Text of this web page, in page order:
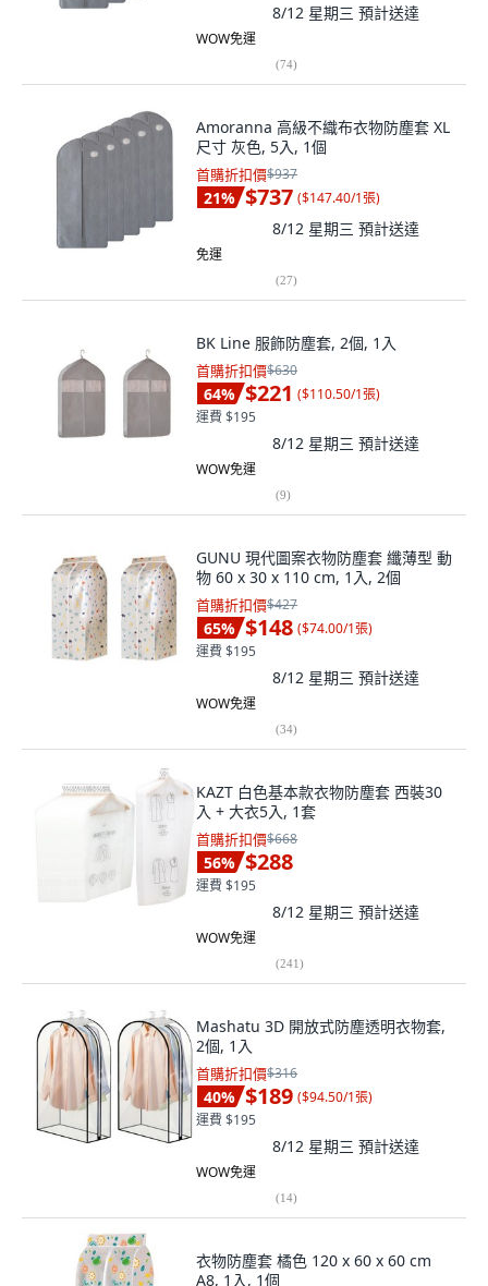
8/12 星期三 預計送達
WOW免運
(74)
Amoranna 高級不織布衣物防塵套 XL
尺寸 灰色, 5入, 1個
首購折扣價$937
21% $737 ($147.40/1張)
8/12 星期三 預計送達
免運
(27)
BK Line 服飾防塵套, 2個, 1入
首購折扣價$630
64% $221 ($110.50/1張)
運費 $195
8/12 星期三 預計送達
WOW免運
(9)
GUNU 現代圖案衣物防塵套 纖薄型 動
物 60 x 30 x 110 cm, 1入, 2個
首購折扣價$427
65% $148 ($74.00/1張)
運費 $195
8/12 星期三 預計送達
WOW免運
(34)
KAZT 白色基本款衣物防塵套 西裝30
入 + 大衣5入, 1套
首購折扣價$668
56% $288
運費 $195
8/12 星期三 預計送達
WOW免運
(241)
Mashatu 3D 開放式防塵透明衣物套,
2個, 1入
首購折扣價$316
40% $189 ($94.50/1張)
運費 $195
8/12 星期三 預計送達
WOW免運
(14)
衣物防塵套 橘色 120 x 60 x 60 cm
A8, 1入, 1個